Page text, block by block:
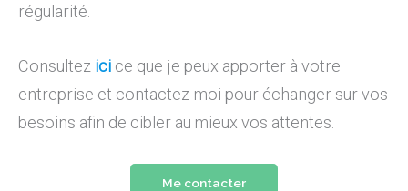
régularité.
Consultez ici ce que je peux apporter à votre
entreprise et contactez-moi pour échanger sur vos
besoins afin de cibler au mieux vos attentes.
Me contacter